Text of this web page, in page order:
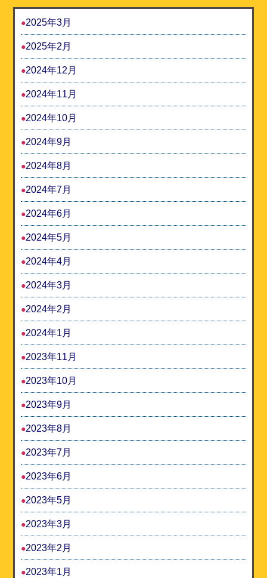
2025年3月
2025年2月
2024年12月
2024年11月
2024年10月
2024年9月
2024年8月
2024年7月
2024年6月
2024年5月
2024年4月
2024年3月
2024年2月
2024年1月
2023年11月
2023年10月
2023年9月
2023年8月
2023年7月
2023年6月
2023年5月
2023年3月
2023年2月
2023年1月